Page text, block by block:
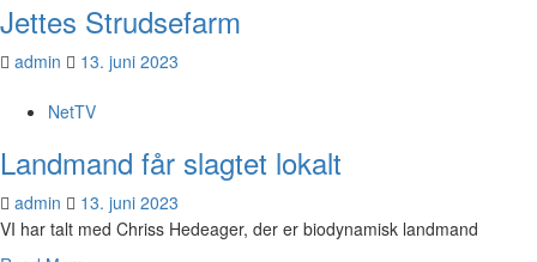
Jettes Strudsefarm
admin 13. juni 2023
NetTV
Landmand får slagtet lokalt
admin
13. juni 2023
VI har talt med Chriss Hedeager, der er biodynamisk landmand